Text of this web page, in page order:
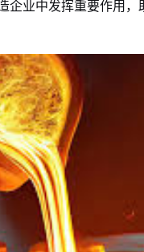
企业中发挥重要作用